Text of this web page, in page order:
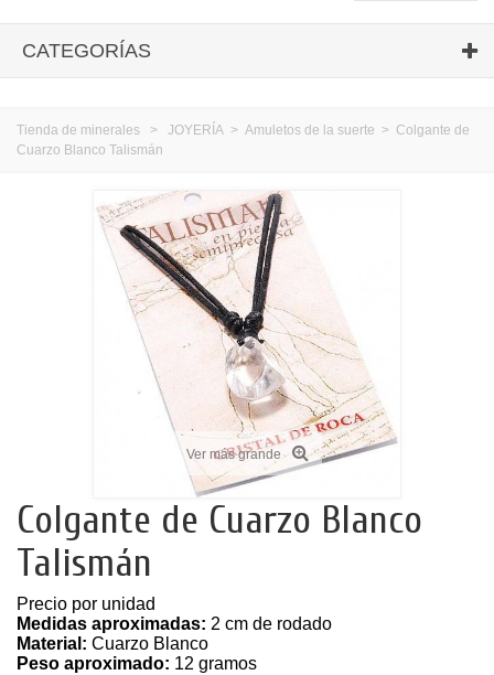
CATEGORÍAS
Tienda de minerales > JOYERÍA > Amuletos de la suerte > Colgante de
Cuarzo Blanco Talismán
Ver más grande
Colgante de Cuarzo Blanco
Talismán
Precio por unidad
Medidas aproximadas: 2 cm de rodado
Material: Cuarzo Blanco
Peso aproximado: 12 gramos